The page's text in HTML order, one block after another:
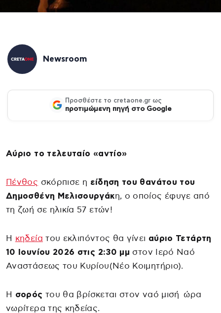
Newsroom
Προσθέστε το cretaone.gr ως
προτιμώμενη πηγή στο Google
Αύριο το τελευταίο «αντίο»
Πένθος σκόρπισε η είδηση του θανάτου του
Δημοσθένη Μελισουργάκη, ο οποίος έφυγε από
τη ζωή σε ηλικία 57 ετών!
Η κηδεία του εκλιπόντος θα γίνει αύριο Τετάρτη
10 Ιουνίου 2026 στις 2:30 μμ στον Ιερό Ναό
Αναστάσεως του Κυρίου(Νέο Κοιμητήριο).
Η σορός του θα βρίσκεται στον ναό μισή ώρα
νωρίτερα της κηδείας.